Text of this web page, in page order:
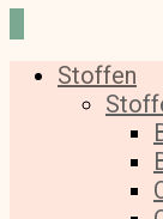
Stoffen